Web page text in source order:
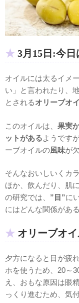
3月15日:今日
オイルには太るイメ
い」と言われたり、
とされるオリーブオ
このオイルは、 果実
ットがあるようです
ーブオイルの風味が
そんなおいしいくカ
ほか、飲んだり、肌
の研究では、 ”目”に
にはどんな関係があ
オリーブオ
夕方になると目が疲
ホを使うため、20～
え、おもな原因は眼
っくり進むため、気